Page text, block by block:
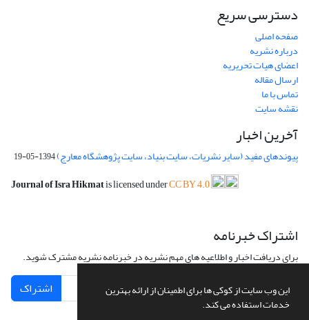
این وب سایت از کوکی ها برای اطمینان از ارائه بهترین
خدمات استفاده می کند.
دسترسی سریع
صفحه اصلی
درباره نشریه
اعضای هیات تحریریه
ارسال مقاله
تماس با ما
نقشه سایت
آخرین اخبار
پیوندهای مفید (سایر نشریات، سایت بنیاد، سایت پژوهشگاه معارج)1394-05-19
Journal of Isra Hikmatis licensed underCC BY 4.0
اشتراک خبرنامه
برای دریافت اخبار و اطلاعیه های مهم نشریه در خبرنامه نشریه مشترک شوید.
اشتراک